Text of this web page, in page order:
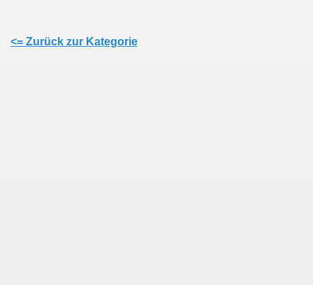
<= Zurück zur Kategorie